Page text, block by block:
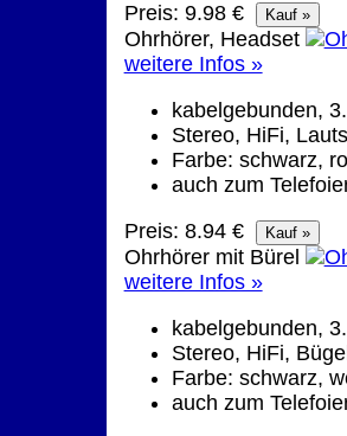
Preis: 9.98 €
Ohrhörer, Headset
weitere Infos »
kabelgebunden,
Stereo, HiFi,
Farbe: schwarz,
auch zum
Preis: 8.94 €
Ohrhörer mit Bürel
weitere Infos »
kabelgebunden,
Stereo, HiFi, Bügel
Farbe: schwarz,
auch zum